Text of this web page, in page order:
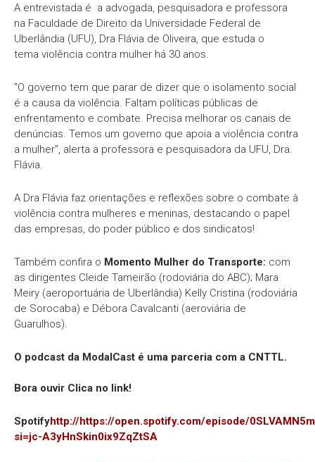
A entrevistada é a advogada, pesquisadora e professora
na Faculdade de Direito da Universidade Federal de
Uberlândia (UFU), Dra Flávia de Oliveira, que estuda o
tema violência contra mulher há 30 anos.
"O governo tem que parar de dizer que o isolamento social
é a causa da violência. Faltam políticas públicas de
enfrentamento e combate. Precisa melhorar os canais de
denúncias. Temos um governo que apoia a violência contra
a mulher", alerta a professora e pesquisadora da UFU, Dra.
Flávia.
A Dra Flávia faz orientações e reflexões sobre o combate à
violência contra mulheres e meninas, destacando o papel
das empresas, do poder público e dos sindicatos!
Também confira o Momento Mulher do Transporte: com
as dirigentes Cleide Tameirão (rodoviária do ABC); Mara
Meiry (aeroportuária de Uberlândia) Kelly Cristina (rodoviária
de Sorocaba) e Débora Cavalcanti (aeroviária de
Guarulhos).
O podcast da ModalCast é uma parceria com a CNTTL.
Bora ouvir Clica no link!
Spotifyhttp://https://open.spotify.com/episode/
si=jc-A3yHnSkin0ix9ZqZtSA